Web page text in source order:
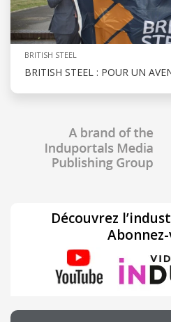
BRITISH STEEL
BRITISH STEEL : POUR UN
Découvrez